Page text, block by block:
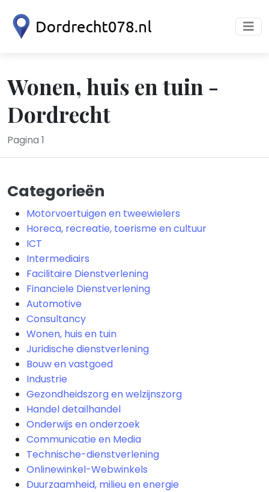
Wonen, huis en tuin -
Dordrecht
Pagina 1
Categorieën
Motorvoertuigen en tweewielers
Horeca, recreatie, toerisme en cultuur
ICT
Intermediairs
Facilitaire Dienstverlening
Financiele Dienstverlening
Automotive
Consultancy
Wonen, huis en tuin
Juridische dienstverlening
Bouw en vastgoed
Industrie
Gezondheidszorg en welzijnszorg
Handel detailhandel
Onderwijs en onderzoek
Communicatie en Media
Technische-dienstverlening
Onlinewinkel-Webwinkels
Duurzaamheid, milieu en energie